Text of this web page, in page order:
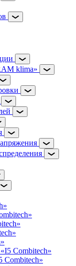
klima»
Combitech»
Combitech»